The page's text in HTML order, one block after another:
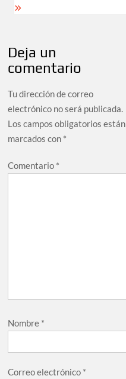
Deja un
comentario
Tu dirección de correo
electrónico no será publicada.
Los campos obligatorios están
marcados con *
Comentario *
Nombre *
Correo electrónico *